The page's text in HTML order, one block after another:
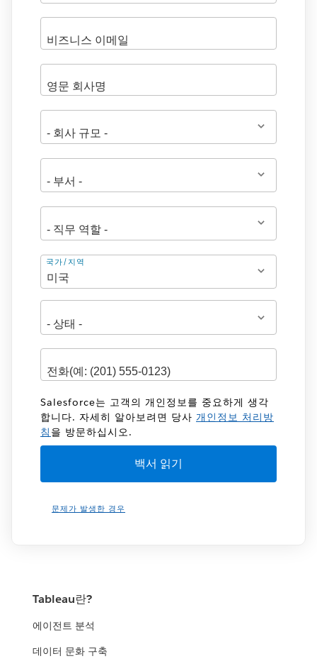
주
소
국가/지역
Salesforce는 고객의 개인정보를 중요하게 생각
합니다. 자세히 알아보려면 당사 개인정보 처리방
침 을 방문하십시오.
문제가 발생한 경우
Tableau란?
에이전트 분석
데이터 문화 구축